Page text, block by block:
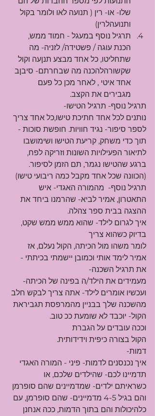
שלו- או- רין ( תנועה לאו ולומר בקול
ותנועהלרין)
תרגיל נוסף במעגל - חמוד ממש,
הכנת עוגה / פשטידה/ לזניה- מה
שתחליטו, כל אחד מבצע תנןעה וקול
שקשורהלהכנה מה שבחרתם- סיבןב
אחד איטי , לאחר מכן כל פעם
מגבירים את הקצב.
תרגיל נוסף- תרגיל הטישו-
נותנים לכל אחד חתיכת טישו,כל אחד צריך
לספר סיפור- נגיד חוויות. חופשת סוכות -
תוך כדי משחק, קריעת הטישו ושימושבו
לתיאור הפעילויות השונות וזריקה לפח,
ברגע שהטישו נגמר, תם הזמן לסיפור.
(הכוונה שכל אחד מקבל כמה ריבועי טישו)
תרגיל נוסף-  מהמורה האגדי- איש
התאטרון, אמיר לביא- שהרמנו ביחד את
ההצגה בבית ספר צהלה.
איך לגרום לילד- שהוא ממש ממש שקט,
בדיוק כשהוא צריך
לומר משהו מול הכיתה, הקול נעלם, אז
אמיר לימד אותי וכמובן יישמתי בכיתתי -
את תרגיל השכנה-
מעמידים את הילד/ה בפינה של הכיתה-
ועכשיו אומרים לילד- אתה צריך לבקש חלב
מהשכנה שלך בבניין מהמרפסת תגביראת
הקול- יוכבד לא שומעת ככ טוב.
וככה עובדים על הגברת
הקול בצורה כיפית וידידותית.
דמות-
איך נכנסנים לדמות- פיני - המורה האגדי
תדמיינו לכם- שהילדים שלכם, או
כשראיתם ילדים- שמדמיינים שהם סופרמן
והם בגיל 4-5 מדמיינים- שהם סופרמן, עם
כלהיכולות והם בתוך הדמות, ככה אנחנן